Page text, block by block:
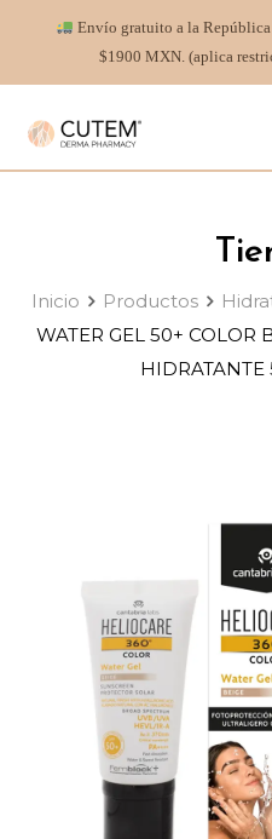
Envío gratuito a la
$1900 MXN. (aplica
Inicio Productos
WATER GEL 50+ COLOR
HIDRATANTE